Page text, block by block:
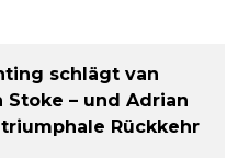
schlägt van
Stoke – und Adrian
Rückkehr